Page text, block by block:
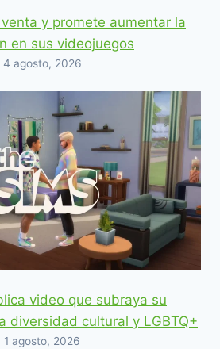
y promete aumentar la
en sus videojuegos
4 agosto, 2026
video que subraya su
diversidad cultural y LGBTQ+
1 agosto, 2026